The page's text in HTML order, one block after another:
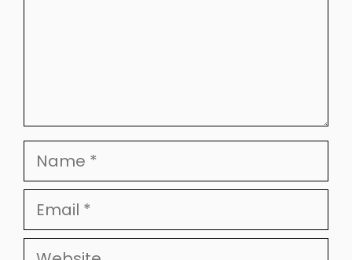
Name
Email
Website